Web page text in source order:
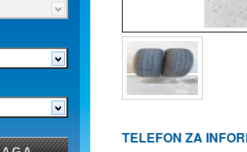
TELEFON ZA